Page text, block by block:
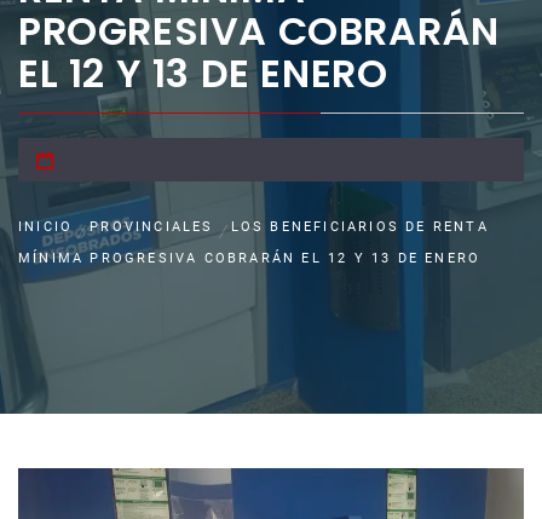
PROGRESIVA COBRARÁN
EL 12 Y 13 DE ENERO
INICIO PROVINCIALES
LOS BENEFICIARIOS DE RENTA
MÍNIMA PROGRESIVA COBRARÁN EL 12 Y 13 DE ENERO